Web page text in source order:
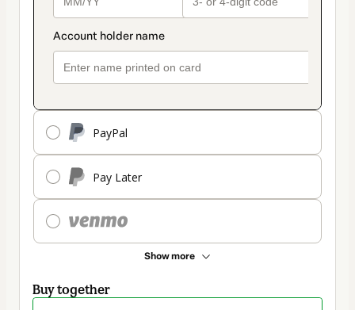
PayPal
Pay Later
Show more
Buy together